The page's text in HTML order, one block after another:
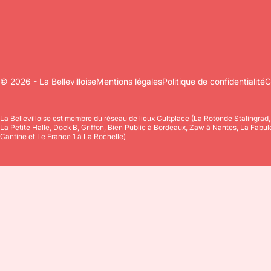
© 2026 - La BellevilloiseMentions légalesPolitique de confidentialité
La Bellevilloise est membre du réseau de lieux Cultplace (La Rotonde Stalingrad,
La Petite Halle, Dock B, Griffon, Bien Public à Bordeaux, Zaw à Nantes, La
Cantine et Le France 1 à La Rochelle)